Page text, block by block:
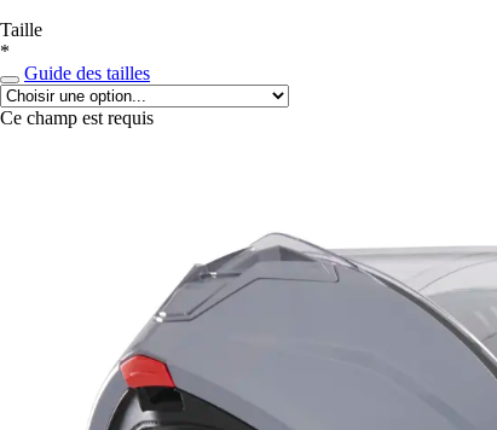
Taille
*
Guide des tailles
Ce champ est requis